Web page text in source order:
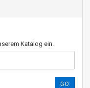
Katalog ein.
GO